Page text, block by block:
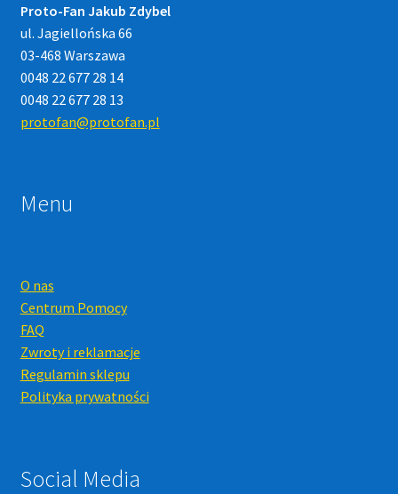
Proto-Fan Jakub Zdybel
ul. Jagiellońska 66
03-468 Warszawa
0048 22 677 28 14
0048 22 677 28 13
protofan@protofan.pl
Menu
O nas
Centrum Pomocy
FAQ
Zwroty i reklamacje
Regulamin sklepu
Polityka prywatności
Social Media